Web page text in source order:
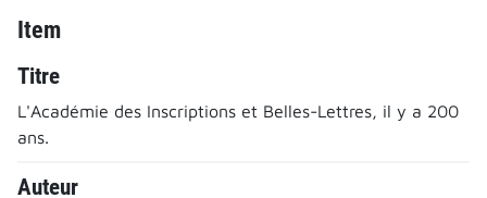
Item
Titre
L'Académie des Inscriptions et Belles-Lettres, il y a 200
ans.
Auteur